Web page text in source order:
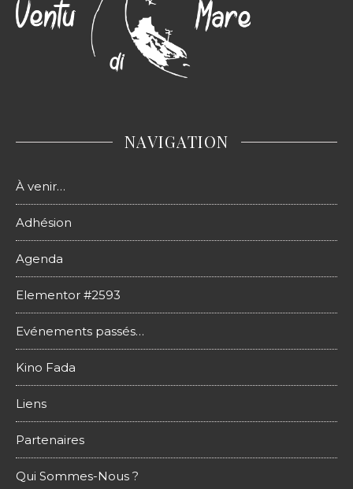
NAVIGATION
À venir…
Adhésion
Agenda
Elementor #2593
Evénements passés…
Kino Fada
Liens
Partenaires
Qui Sommes-Nous ?